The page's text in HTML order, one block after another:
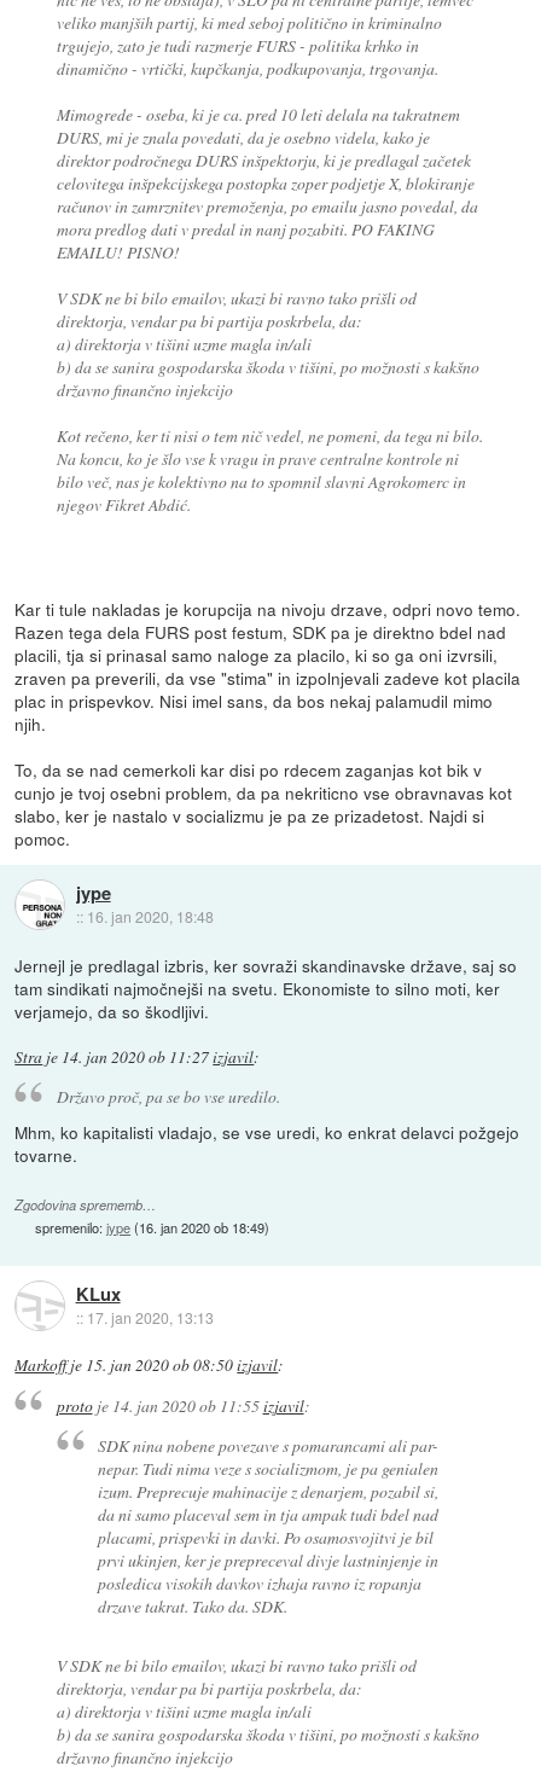
veliko manjših partij, ki med seboj politično in kriminalno
trgujejo, zato je tudi razmerje FURS - politika krhko in
dinamično - vrtički, kupčkanja, podkupovanja, trgovanja.
Mimogrede - oseba, ki je ca. pred 10 leti delala na takratnem
DURS, mi je znala povedati, da je osebno videla, kako je
direktor področnega DURS inšpektorju, ki je predlagal začetek
celovitega inšpekcijskega postopka zoper podjetje X, blokiranje
računov in zamrznitev premoženja, po emailu jasno povedal, da
mora predlog dati v predal in nanj pozabiti. PO FAKING
EMAILU! PISNO!
V SDK ne bi bilo emailov, ukazi bi ravno tako prišli od
direktorja, vendar pa bi partija poskrbela, da:
a) direktorja v tišini uzme magla in/ali
b) da se sanira gospodarska škoda v tišini, po možnosti s kakšno
državno finančno injekcijo
Kot rečeno, ker ti nisi o tem nič vedel, ne pomeni, da tega ni bilo.
Na koncu, ko je šlo vse k vragu in prave centralne kontrole ni
bilo več, nas je kolektivno na to spomnil slavni Agrokomerc in
njegov Fikret Abdić.
Kar ti tule nakladas je korupcija na nivoju drzave, odpri novo temo.
Razen tega dela FURS post festum, SDK pa je direktno bdel nad
placili, tja si prinasal samo naloge za placilo, ki so ga oni izvrsili,
zraven pa preverili, da vse "stima" in izpolnjevali zadeve kot placila
plac in prispevkov. Nisi imel sans, da bos nekaj palamudil mimo
njih.
To, da se nad cemerkoli kar disi po rdecem zaganjas kot bik v
cunjo je tvoj osebni problem, da pa nekriticno vse obravnavas kot
slabo, ker je nastalo v socializmu je pa ze prizadetost. Najdi si
pomoc.
jype
:: 16. jan 2020, 18:48
Jernejl je predlagal izbris, ker sovraži skandinavske države, saj so
tam sindikati najmočnejši na svetu. Ekonomiste to silno moti, ker
verjamejo, da so škodljivi.
Stra je 14. jan 2020 ob 11:27izjavil:
Državo proč, pa se bo vse uredilo.
Mhm, ko kapitalisti vladajo, se vse uredi, ko enkrat delavci požgejo
tovarne.
Zgodovina sprememb…
spremenilo:jype(16. jan 2020 ob 18:49)
KLux
:: 17. jan 2020, 13:13
Markoffje 15. jan 2020 ob 08:50izjavil:
protoje 14. jan 2020 ob 11:55izjavil:
SDK nina nobene povezave s pomarancami ali par-
nepar. Tudi nima veze s socializmom, je pa genialen
izum. Preprecuje mahinacije z denarjem, pozabil si,
da ni samo placeval sem in tja ampak tudi bdel nad
placami, prispevki in davki. Po osamosvojitvi je bil
prvi ukinjen, ker je prepreceval divje lastninjenje in
posledica visokih davkov izhaja ravno iz ropanja
drzave takrat. Tako da. SDK.
V SDK ne bi bilo emailov, ukazi bi ravno tako prišli od
direktorja, vendar pa bi partija poskrbela, da:
a) direktorja v tišini uzme magla in/ali
b) da se sanira gospodarska škoda v tišini, po možnosti s kakšno
državno finančno injekcijo